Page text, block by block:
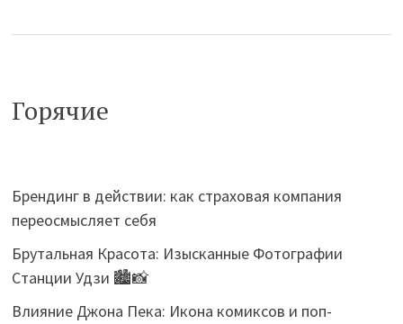
Горячие
Брендинг в действии: как страховая компания
переосмысляет себя
Брутальная Красота: Изысканные Фотографии
Станции Удзи 🏙️📸
Влияние Джона Пека: Икона комиксов и поп-